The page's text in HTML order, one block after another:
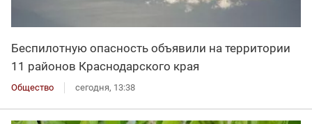
Беспилотную опасность объявили на территории
11 районов Краснодарского края
Общество сегодня, 13:38